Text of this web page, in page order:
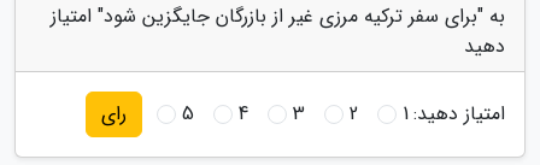
به "برای سفر ترکیه مرزی غیر از بازرگان جایگزین شود" امتیاز
دهید
امتیاز دهید:1
2
3
4
5 رای